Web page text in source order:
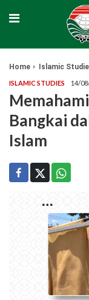
Home Islamic
ISLAMIC STUDIES 14/
Bangkai
Islam